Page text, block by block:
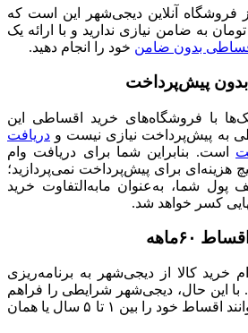
فروشگاه آنلاین دیجی‌شهر این است که
۱۵۰میلیون تومان به ضامن نیازی ندارید و با ارائه یک
بدون ضامن خود را انجام دهید.
بدون پیش‌پرداخت
با فروشگاه‌های خرید اقساطی این
به پیش‌پرداخت نیازی نیست و دریافت
است. بنابراین شما برای دریافت وام
هزینه‌ای برای پیش‌پرداخت نمی‌پردازید؛
پول شما، به‌عنوان مابه‌التفاوت خرید
کسر خواهد شد.
۶۰ماهه
خرید کالا از دیجی‌شهر به برنامه‌ریزی
با این حال، دیجی‌شهر شرایطی را فراهم
کرده است تا مشتریان بتوانند اقساط خود را بین ۱ تا ۵ سال یا همان